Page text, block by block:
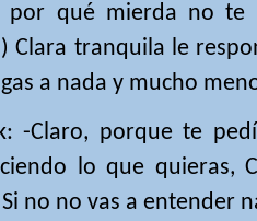
por qué mierda no te
Clara tranquila le
a nada y mucho
-Claro, porque te
lo que quieras,
no no vas a entender